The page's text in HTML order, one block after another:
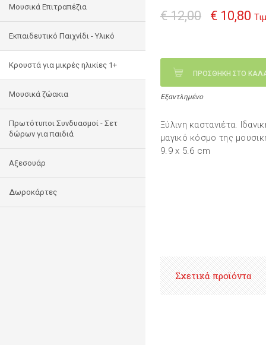
Μουσικά Επιτραπέζια
Εκπαιδευτικό Παιχνίδι - Υλικό
Κρουστά για μικρές ηλικίες 1+
Mουσικά ζώακια
Πρωτότυποι Συνδυασμοί - Σετ
δώρων για παιδιά
Αξεσουάρ
Δωροκάρτες
€ 12,00 € 10,80
ΠΡΟΣΘΗΚΗ ΣΤΟ
Εξαντλημένο
Ξύλινη καστανιέτα.
μαγικό κόσμο της
9.9 x 5.6 cm
Σχετικά προϊόντα